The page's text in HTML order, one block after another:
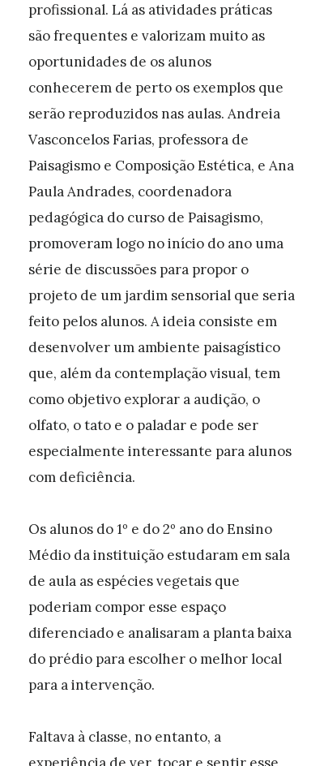
profissional. Lá as atividades práticas
são frequentes e valorizam muito as
oportunidades de os alunos
conhecerem de perto os exemplos que
serão reproduzidos nas aulas. Andreia
Vasconcelos Farias, professora de
Paisagismo e Composição Estética, e Ana
Paula Andrades, coordenadora
pedagógica do curso de Paisagismo,
promoveram logo no início do ano uma
série de discussões para propor o
projeto de um jardim sensorial que seria
feito pelos alunos. A ideia consiste em
desenvolver um ambiente paisagístico
que, além da contemplação visual, tem
como objetivo explorar a audição, o
olfato, o tato e o paladar e pode ser
especialmente interessante para alunos
com deficiência.
Os alunos do 1º e do 2º ano do Ensino
Médio da instituição estudaram em sala
de aula as espécies vegetais que
poderiam compor esse espaço
diferenciado e analisaram a planta baixa
do prédio para escolher o melhor local
para a intervenção.
Faltava à classe, no entanto, a